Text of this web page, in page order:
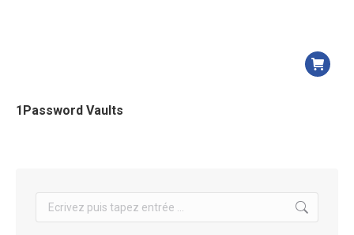
1Password Vaults
Search: